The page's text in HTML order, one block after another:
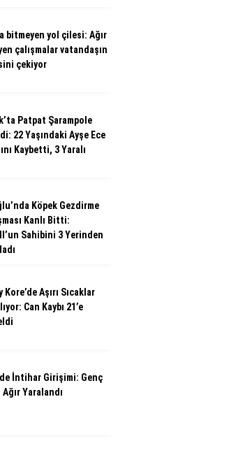
bitmeyen yol çilesi: Ağır
çalışmalar vatandaşın
çekiyor
Patpat Şarampole
22 Yaşındaki Ayşe Ece
Kaybetti, 3 Yaralı
Köpek Gezdirme
Kanlı Bitti:
Sahibini 3 Yerinden
Kore’de Aşırı Sıcaklar
Can Kaybı 21’e
İntihar Girişimi: Genç
Ağır Yaralandı